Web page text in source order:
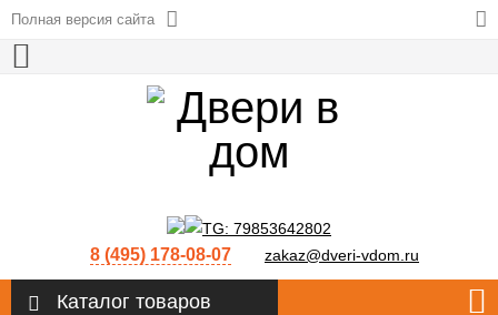
Полная версия сайта
8 (495) 178-08-07 zakaz@dveri-vdom.ru
Каталог товаров